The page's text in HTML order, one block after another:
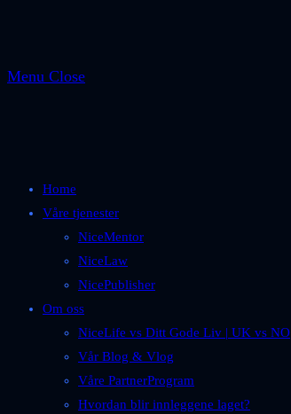
Menu Close
Home
Våre tjenester
NiceMentor
NiceLaw
NicePublisher
Om oss
NiceLife vs Ditt Gode Liv | UK vs NO
Vår Blog & Vlog
Våre PartnerProgram
Hvordan blir innleggene laget?